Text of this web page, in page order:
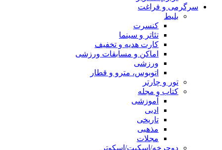
سرگرمی و فراغت
بلیط
کنسرت
تئاتر و سینما
کارت هدیه و تخفیف
اماکن و مسابقات ورزشی
ورزشی
اتوبوس، مترو و قطار
تور و چارتر
کتاب و مجله
آموزشی
ادبی
تاریخی
مذهبی
مجلات
دوچرخه/اسکیت/اسکوتر